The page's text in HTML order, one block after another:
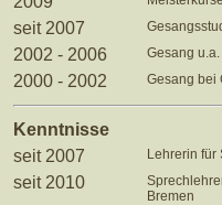
seit 2007
2002 - 2006 Gesang
2000 - 2002 Gesang bei
Kenntnisse
seit 2007
Lehrerin für
seit 2010
Bremen